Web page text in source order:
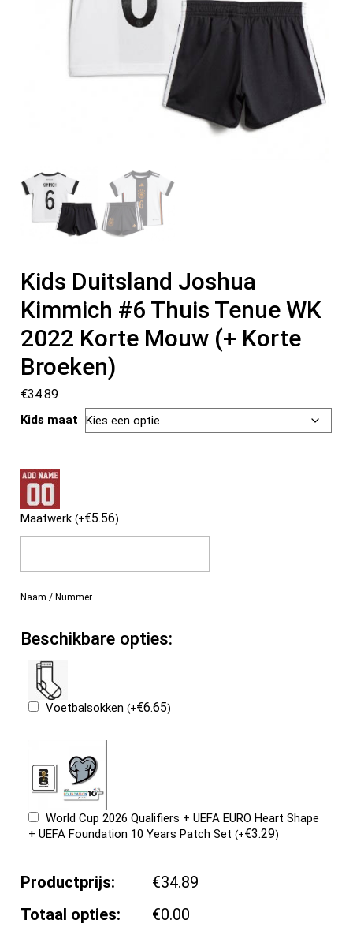
Kids Duitsland Joshua
Kimmich #6 Thuis Tenue WK
2022 Korte Mouw (+ Korte
Broeken)
€34.89
Kids maat
Maatwerk(+€5.56)
Naam / Nummer
Beschikbare opties:
Voetbalsokken(+€6.65)
World Cup 2026 Qualifiers + UEFA EURO Heart Shape
+ UEFA Foundation 10 Years Patch Set(+€3.29)
Productprijs:
€34.89
Totaal opties:
€0.00